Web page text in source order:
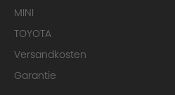
MINI
TOYOTA
Versandkosten
Garantie